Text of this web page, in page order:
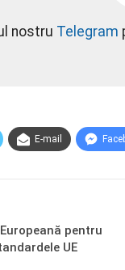
nostru Telegram
E-mail
pentru
UE